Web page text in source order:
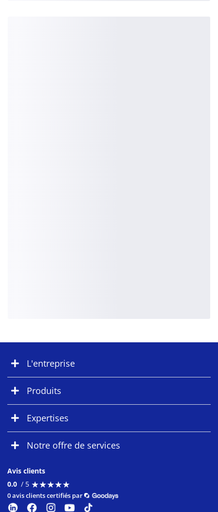
L'entreprise
Produits
Expertises
Notre offre de services
Avis clients
0.0 / 5 ★★★★★
★★★★★
0 avis clients certifiés par